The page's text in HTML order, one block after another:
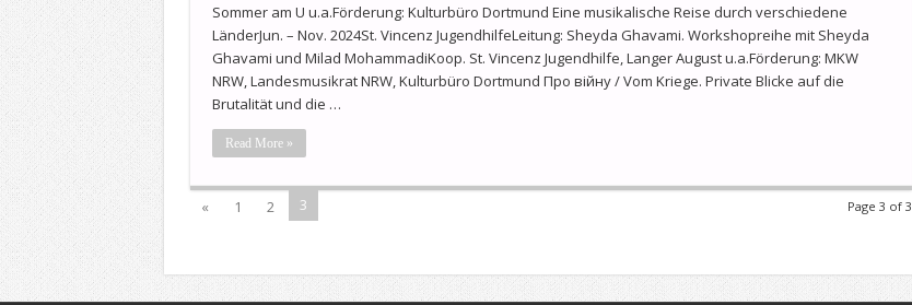
Sommer am U u.a.Förderung: Kulturbüro Dortmund Eine musikalische Reise durch verschiedene
LänderJun. – Nov. 2024St. Vincenz JugendhilfeLeitung: Sheyda Ghavami. Workshopreihe mit Sheyda
Ghavami und Milad MohammadiKoop. St. Vincenz Jugendhilfe, Langer August u.a.Förderung: MKW
NRW, Landesmusikrat NRW, Kulturbüro Dortmund Про війну / Vom Kriege. Private Blicke auf die
Brutalität und die …
Read More »
Page 3 of 3
« 1 2 3